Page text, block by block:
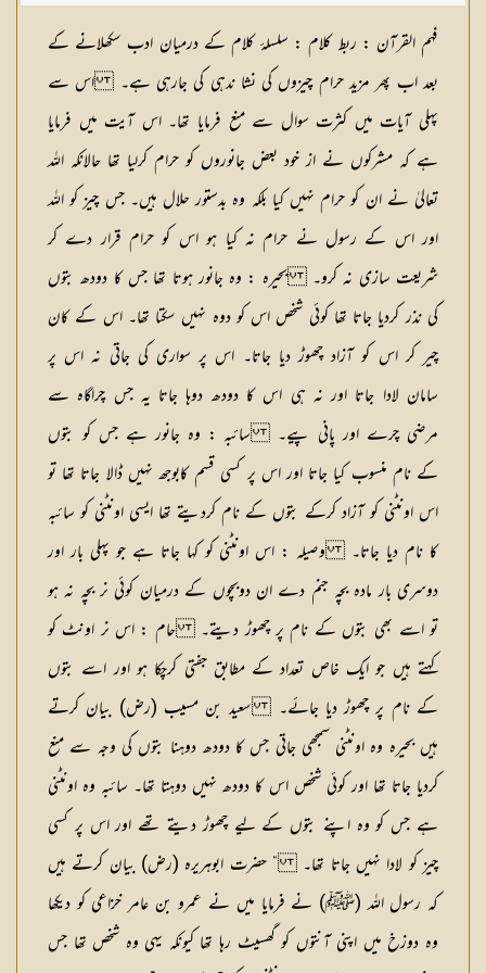
فہم القرآن : ربط کلام : سلسلۂ کلام کے درمیان ادب سکھلانے کے
بعد اب پھر مزید حرام چیزوں کی نشا ندہی کی جارہی ہے۔ اس سے
پہلی آیات میں کثرت سوال سے منع فرمایا تھا۔ اس آیت میں فرمایا
ہے کہ مشرکوں نے از خود بعض جانوروں کو حرام کرلیا تھا حالانکہ اللہ
تعالیٰ نے ان کو حرام نہیں کیا بلکہ وہ بدستور حلال ہیں۔ جس چیز کو اللہ
اور اس کے رسول نے حرام نہ کیا ہو اس کو حرام قرار دے کر
شریعت سازی نہ کرو۔ بحیرہ : وہ جانور ہوتا تھا جس کا دودھ بتوں
کی نذر کردیا جاتا تھا کوئی شخص اس کو دوہ نہیں سکتا تھا۔ اس کے کان
چیر کر اس کو آزاد چھوڑ دیا جاتا۔ اس پر سواری کی جاتی نہ اس پر
سامان لادا جاتا اور نہ ہی اس کا دودھ دوہا جاتا یہ جس چراگاہ سے
مرضی چرے اور پانی پیے۔ سائبہ : وہ جانور ہے جس کو بتوں
کے نام منسوب کیا جاتا اور اس پر کسی قسم کابوجھ نہیں ڈالا جاتا تھا تو
اس اونٹنی کو آزاد کرکے بتوں کے نام کردیتے تھا ایسی اونٹنی کو سائبہ
کا نام دیا جاتا۔ وصیلہ : اس اونٹنی کو کہا جاتا ہے جو پہلی بار اور
دوسری بار مادہ بچہ جنم دے ان دوبچوں کے درمیان کوئی نر بچہ نہ ہو
تو اسے بھی بتوں کے نام پر چھوڑ دیتے۔ حام : اس نر اونٹ کو
کہتے ہیں جو ایک خاص تعداد کے مطابق جفتی کرچکا ہو اور اسے بتوں
کے نام پر چھوڑ دیا جائے۔ سعید بن مسیب (رض) بیان کرتے
ہیں بحیرہ وہ اونٹنی سمجھی جاتی جس کا دودھ دوہنا بتوں کی وجہ سے منع
کردیا جاتا تھا اور کوئی شخص اس کا دودھ نہیں دوہتا تھا۔ سائبہ وہ اونٹنی
ہے جس کو وہ اپنے بتوں کے لیے چھوڑ دیتے تھے اور اس پر کسی
چیز کو لادا نہیں جاتا تھا۔ ” حضرت ابوہریرہ (رض) بیان کرتے ہیں
کہ رسول اللہ (ﷺ) نے فرمایا میں نے عمرو بن عامر خزاعی کو دیکھا
وہ دوزخ میں اپنی آنتوں کو گھسیٹ رہا تھا کیونکہ یہی وہ شخص تھا جس